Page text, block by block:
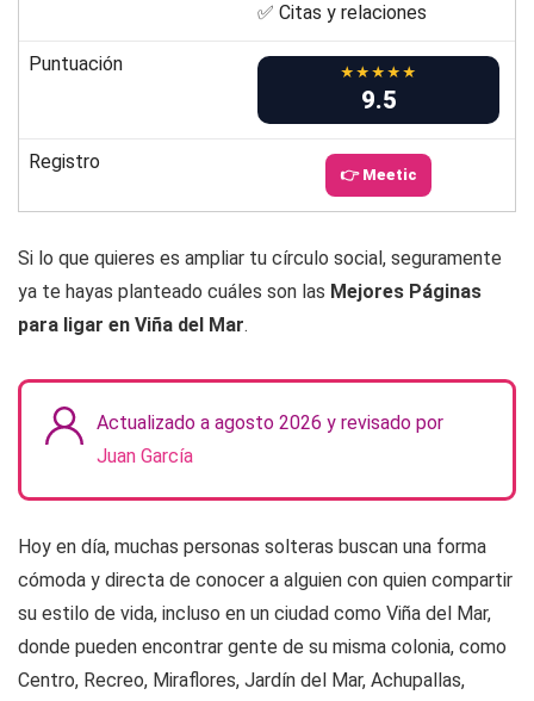
✅ Citas y relaciones
Puntuación ★★★★★
9.5
Registro
👉 Meetic
Si lo que quieres es ampliar tu círculo social, seguramente
ya te hayas planteado cuáles son las Mejores Páginas
para ligar en Viña del Mar.
Actualizado a agosto 2026 y revisado por
Juan García
Hoy en día, muchas personas solteras buscan una forma
cómoda y directa de conocer a alguien con quien compartir
su estilo de vida, incluso en un ciudad como Viña del Mar,
donde pueden encontrar gente de su misma colonia, como
Centro, Recreo, Miraflores, Jardín del Mar, Achupallas,